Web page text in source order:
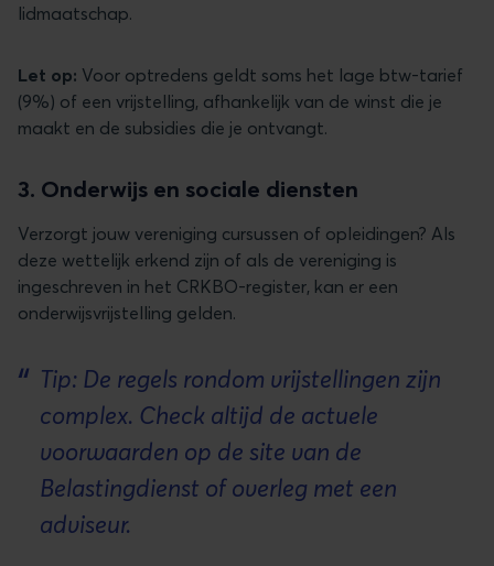
lidmaatschap.
Let op: Voor optredens geldt soms het lage btw-tarief
(9%) of een vrijstelling, afhankelijk van de winst die je
maakt en de subsidies die je ontvangt.
3. Onderwijs en sociale diensten
Verzorgt jouw vereniging cursussen of opleidingen? Als
deze wettelijk erkend zijn of als de vereniging is
ingeschreven in het CRKBO-register, kan er een
onderwijsvrijstelling gelden.
Tip: De regels rondom vrijstellingen zijn
complex. Check altijd de actuele
voorwaarden op de site van de
Belastingdienst of overleg met een
adviseur.